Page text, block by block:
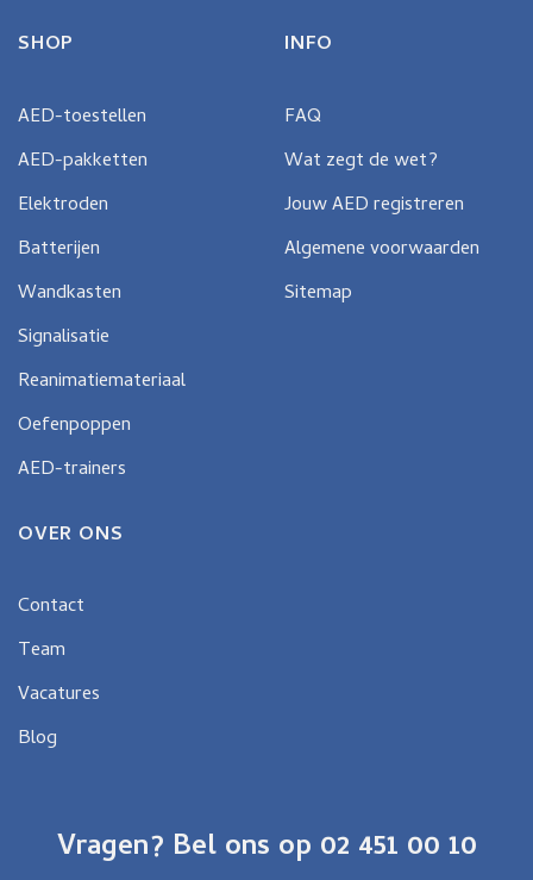
SHOP
AED-toestellen
AED-pakketten
Elektroden
Batterijen
Wandkasten
Signalisatie
Reanimatiemateriaal
Oefenpoppen
AED-trainers
INFO
FAQ
Wat zegt de wet?
Jouw AED registreren
Algemene voorwaarden
Sitemap
OVER ONS
Contact
Team
Vacatures
Blog
Vragen? Bel ons op 02 451 00 10